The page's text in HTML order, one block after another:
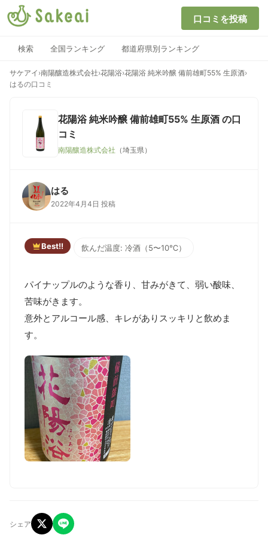
口コミを投稿
検索 全国ランキング 都道府県別ランキング
サケアイ ›南陽釀造株式会社›花陽浴›花陽浴 純米吟醸 備前雄町55% 生原酒›
はるの口コミ
花陽浴 純米吟醸 備前雄町55% 生原酒 の口
コミ
南陽釀造株式会社 （埼玉県）
はる
2022年4月4日 投稿
Best!! 飲んだ温度: 冷酒（5〜10℃）
パイナップルのような香り、甘みがきて、弱い酸味、
苦味がきます。
意外とアルコール感、キレがありスッキリと飲めま
す。
シェア